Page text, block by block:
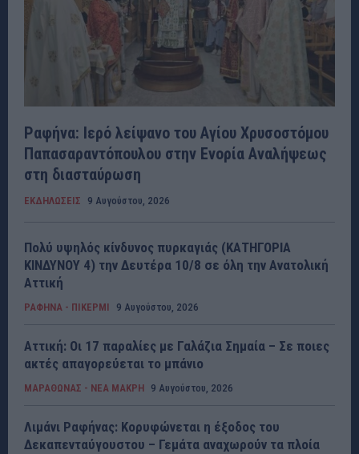
Ραφήνα: Ιερό λείψανο του Αγίου Χρυσοστόμου
Παπασαραντόπουλου στην Ενορία Αναλήψεως
στη διασταύρωση
ΕΚΔΗΛΩΣΕΙΣ 9 Αυγούστου, 2026
Πολύ υψηλός κίνδυνος πυρκαγιάς (ΚΑΤΗΓΟΡΙΑ
ΚΙΝΔΥΝΟΥ 4) την Δευτέρα 10/8 σε όλη την Ανατολική
Αττική
ΡΑΦΗΝΑ - ΠΙΚΕΡΜΙ 9 Αυγούστου, 2026
Αττική: Οι 17 παραλίες με Γαλάζια Σημαία – Σε ποιες
ακτές απαγορεύεται το μπάνιο
ΜΑΡΑΘΩΝΑΣ - ΝΕΑ ΜΑΚΡΗ 9 Αυγούστου, 2026
Λιμάνι Ραφήνας: Κορυφώνεται η έξοδος του
Δεκαπενταύγουστου – Γεμάτα αναχωρούν τα πλοία